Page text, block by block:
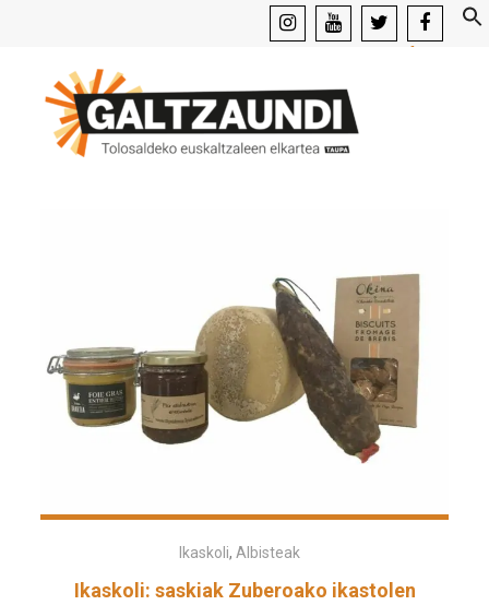
facebook
Ikaskoli, Albisteak
Ikaskoli: saskiak Zuberoako ikastolen